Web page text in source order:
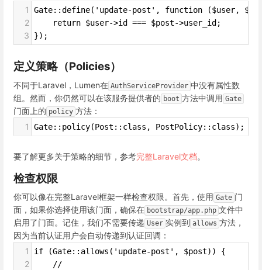
1
Gate::define('update-post', function ($user,
2
    return $user->id === $post->user_id;
3 });
定义策略（Policies）
不同于Laravel，Lumen在 AuthServiceProvider 中没有属性数
组。然而，你仍然可以在该服务提供者的 boot 方法中调用 Gate
门面上的 policy 方法：
1
Gate::policy(Post::class, PostPolicy::class);
要了解更多关于策略的细节，参考完整Laravel文档。
检查权限
你可以像在完整Laravel框架一样检查权限。首先，使用 Gate 门
面，如果你选择使用该门面，确保在 bootstrap/app.php 文件中
启用了门面。记住，我们不需要传递 User 实例到 allows 方法，
因为当前认证用户会自动传递到认证回调：
1
if (Gate::allows('update-post', $post)) {
2
    //